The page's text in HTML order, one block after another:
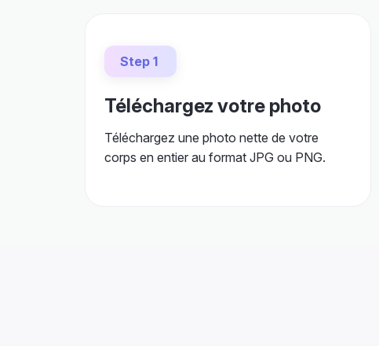
Step 1
Téléchargez votre photo
Téléchargez une photo nette de votre
corps en entier au format JPG ou PNG.